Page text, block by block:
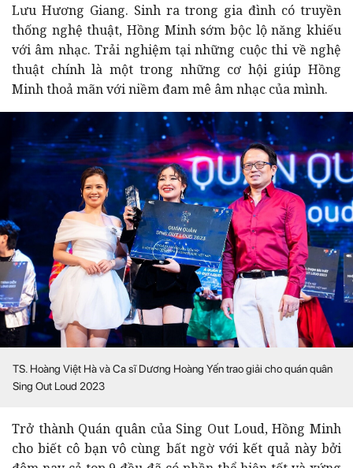
Lưu Hương Giang. Sinh ra trong gia đình có truyền
thống nghệ thuật, Hồng Minh sớm bộc lộ năng khiếu
với âm nhạc. Trải nghiệm tại những cuộc thi về nghệ
thuật chính là một trong những cơ hội giúp Hồng
Minh thoả mãn với niềm đam mê âm nhạc của mình.
TS. Hoàng Việt Hà và Ca sĩ Dương Hoàng Yến trao giải cho quán quân
Sing Out Loud 2023
Trở thành Quán quân của Sing Out Loud, Hồng Minh
cho biết cô bạn vô cùng bất ngờ với kết quả này bởi